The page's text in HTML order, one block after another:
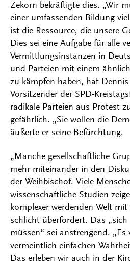
Zekorn bekräftigte dies. „Wir
einer umfassenden Bildung
ist die Ressource, die unsere
Dies sei eine Aufgabe für alle
Vermittlungsinstanzen in
und Parteien mit einem
zu kämpfen haben, hat
Vorsitzender der SPD-
radikale Parteien aus Protest
gefährlich. „Sie wollen die
äußerte er seine Befürchtung.
„Manche gesellschaftliche
mehr miteinander in den
der Weihbischof. Viele
wissenschaftliche Studien
komplexer werdenden Welt
schlicht überfordert. Das
müssen“ sei anstrengend.
vermeintlich einfachen
Das erleben wir auch in der